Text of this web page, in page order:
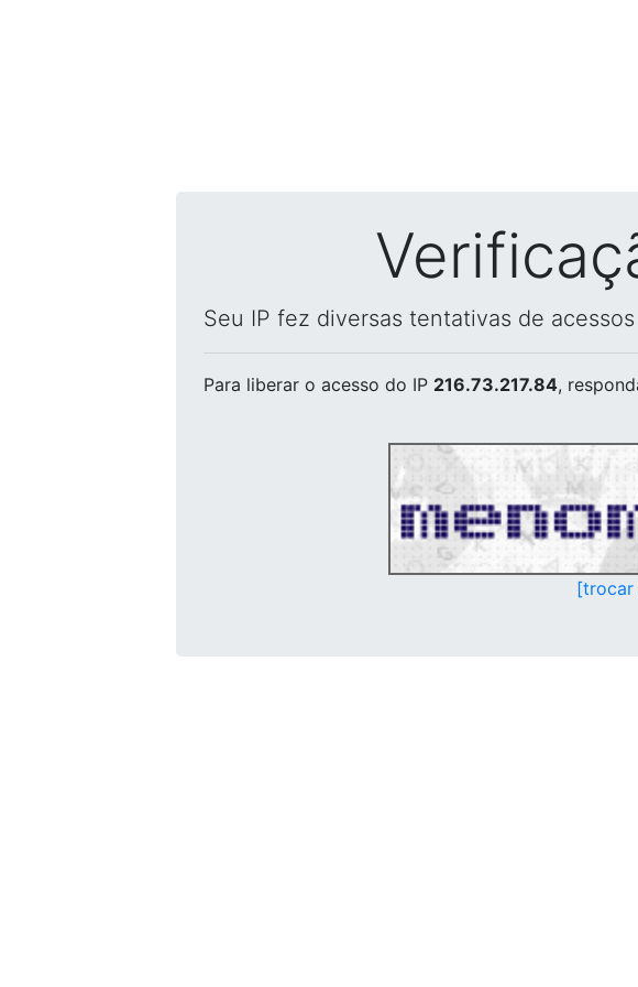
Seu IP fez diversas tentativas de
Para liberar o acesso do IP 216.73.217.84,
[trocar